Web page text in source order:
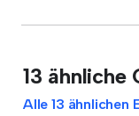
13 ähnliche
Alle 13 ähnlichen